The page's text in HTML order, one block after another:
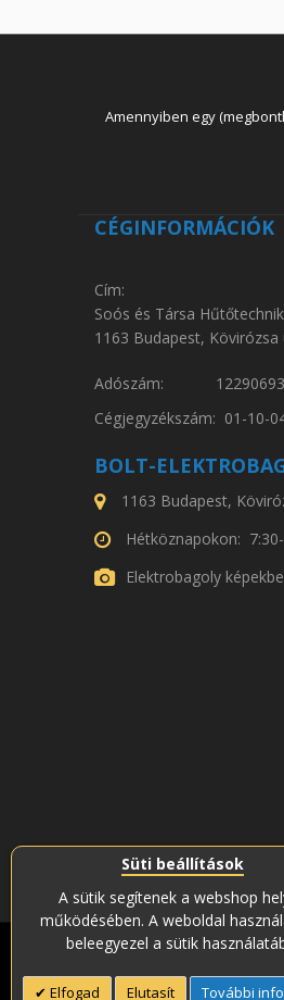
Süti beállítások
A sütik segítenek a webshop
működésében. A weboldal
beleegyezel a sütik
Elfogad Elutasít További
Amennyiben egy
CÉGINFORMÁCIÓK
Cím:
Soós és Társa
1163 Budapest, Kövirózsa
Adószám:
Cégjegyzékszám: 01-10-
BOLT-
1163 Budapest,
Hétköznapokon:
Elektrobagoly
Copyright © 2019-2023